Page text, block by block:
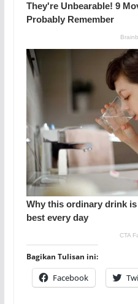
Bagikan Tulisan ini:
Facebook